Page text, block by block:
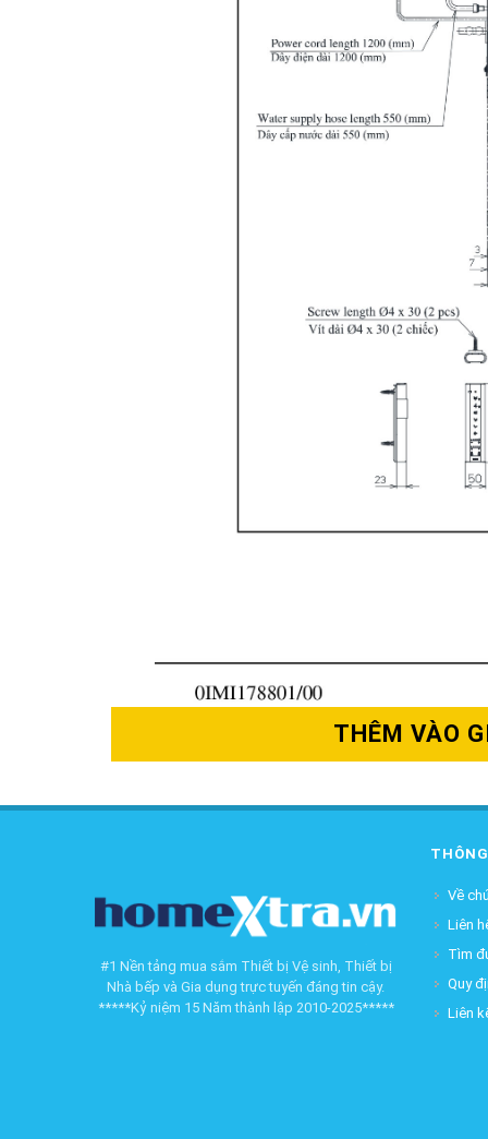
THÊM VÀO
#1 Nền tảng mua sắm Thiết bị Vệ sinh, Thiết bị
Nhà bếp và Gia dụng trực tuyến đáng tin cậy.
*****Kỷ niệm 15 Năm thành lập 2010-2025*****
Về
Liên
Tìm
Quy
Liên